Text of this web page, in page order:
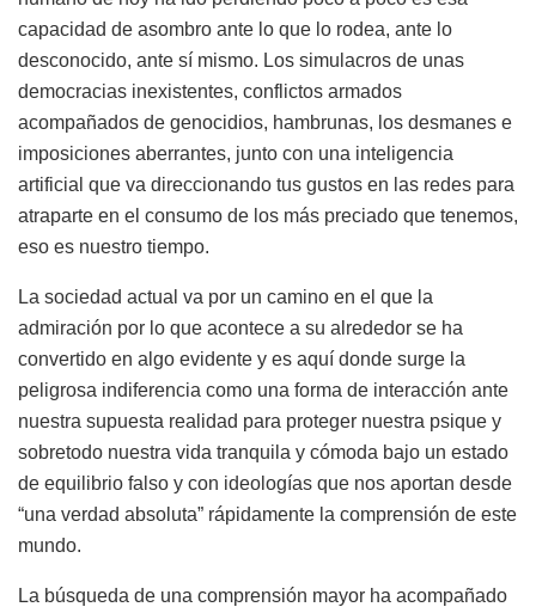
capacidad de asombro ante lo que lo rodea, ante lo
desconocido, ante sí mismo. Los simulacros de unas
democracias inexistentes, conflictos armados
acompañados de genocidios, hambrunas, los desmanes e
imposiciones aberrantes, junto con una inteligencia
artificial que va direccionando tus gustos en las redes para
atraparte en el consumo de los más preciado que tenemos,
eso es nuestro tiempo.
La sociedad actual va por un camino en el que la
admiración por lo que acontece a su alrededor se ha
convertido en algo evidente y es aquí donde surge la
peligrosa indiferencia como una forma de interacción ante
nuestra supuesta realidad para proteger nuestra psique y
sobretodo nuestra vida tranquila y cómoda bajo un estado
de equilibrio falso y con ideologías que nos aportan desde
“una verdad absoluta” rápidamente la comprensión de este
mundo.
La búsqueda de una comprensión mayor ha acompañado